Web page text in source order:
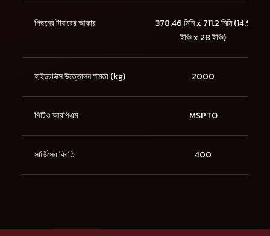
পিছনের টায়ারের আকার
378.46 মিমি x 711.2 মিমি (14.9
ইঞ্চি x 28 ইঞ্চি)
হাইড্রলিক্স উত্তোলন ক্ষমতা (kg) 2000
পিটিও আরপিএম MSPTO
সার্ভিসের বিরতি 400